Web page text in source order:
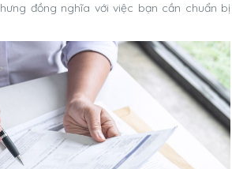
đồng nghĩa với việc bạn cần chuẩn bị